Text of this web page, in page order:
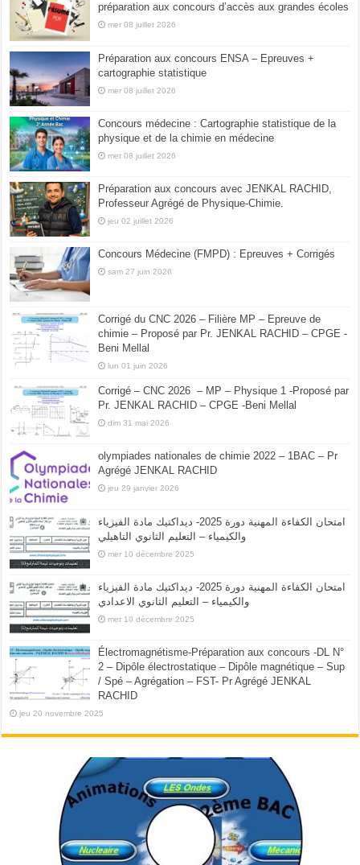
préparation aux concours d’accès aux grandes écoles
mer 08 juillet 2026
Préparation aux concours ENSA – Epreuves +
cartographie statistique
mer 08 juillet 2026
Concours médecine : Cartographie statistique de la
physique et de la chimie en médecine
mer 08 juillet 2026
Préparation aux concours avec JENKAL RACHID,
Professeur Agrégé de Physique-Chimie.
jeu 02 juillet 2026
Concours Médecine (FMPD) : Epreuves + Corrigés
sam 27 juin 2026
Corrigé du CNC 2026 – Filière MP – Epreuve de
chimie – Proposé par Pr. JENKAL RACHID – CPGE -
Beni Mellal
lun 01 juin 2026
Corrigé – CNC 2026 – MP – Physique 1 -Proposé par
Pr. JENKAL RACHID – CPGE -Beni Mellal
dim 31 mai 2026
olympiades nationales de chimie 2022 – 1BAC – Pr
Agrégé JENKAL RACHID
jeu 29 janvier 2026
امتحان الكفاءة المهنية دورة 2025- ديداكتيك مادة الفيزياء
والكيمياء – التعليم الثانوي التاهيلي
mer 10 décembre 2025
امتحان الكفاءة المهنية دورة 2025- ديداكتيك مادة الفيزياء
والكيمياء – التعليم الثانوي الاعدادي
mer 10 décembre 2025
Électromagnétisme-Préparation aux concours -DL N°
2 – Dipôle électrostatique – Dipôle magnétique – Sup
/ Spé – Agrégation – FST- Pr Agrégé JENKAL
RACHID
jeu 20 novembre 2025